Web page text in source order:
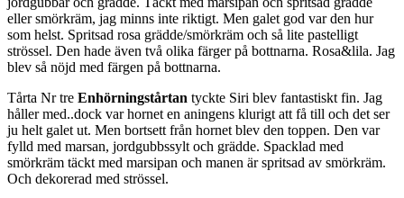
eller smörkräm, jag minns inte riktigt. Men galet god var den hur
som helst. Spritsad rosa grädde/smörkräm och så lite pastelligt
strössel. Den hade även två olika färger på bottnarna. Rosa&lila. Jag
blev så nöjd med färgen på bottnarna.
Tårta Nr tre Enhörningstårtan tyckte Siri blev fantastiskt fin. Jag
håller med..dock var hornet en aningens klurigt att få till och det ser
ju helt galet ut. Men bortsett från hornet blev den toppen. Den var
fylld med marsan, jordgubbssylt och grädde. Spacklad med
smörkräm täckt med marsipan och manen är spritsad av smörkräm.
Och dekorerad med strössel.